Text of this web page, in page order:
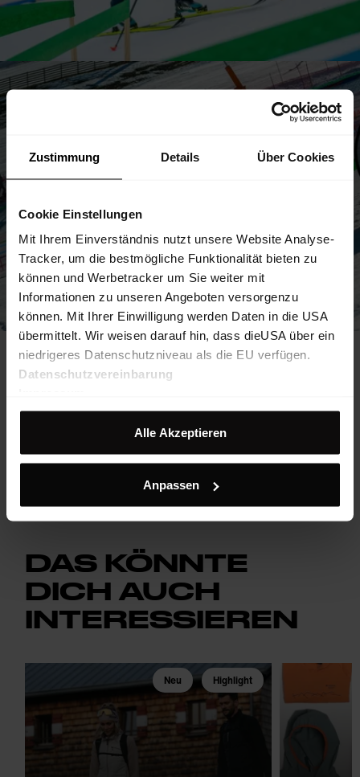
Zustimmung Details Über Cookies
Cookie Einstellungen
Mit Ihrem Einverständnis nutzt unsere Website Analyse-
Tracker, um die bestmögliche Funktionalität bieten zu
können und Werbetracker um Sie weiter mit
Informationen zu unseren Angeboten versorgenzu
können. Mit Ihrer Einwilligung werden Daten in die USA
übermittelt. Wir weisen darauf hin, dass dieUSA über ein
niedrigeres Datenschutzniveau als die EU verfügen.
Datenschutzvereinbarung
Alle Akzeptieren
Anpassen
Der Blick richtet sich nun gespannt auf die kommenden
sind zuversichtlich, dass sie auch weiterhin herausragende
Leistungen erbringen werden und sind stolz darauf, Teil ihres
DAS KÖNNTE
DICH AUCH
INTERESSIEREN
Neu Highlight